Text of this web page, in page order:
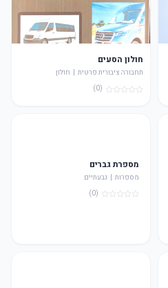
חולון הסעים
תחבורה ציבורית פרטית | חולון
(0)
מספרת גברים
מספרות | גבעתיים
(0)